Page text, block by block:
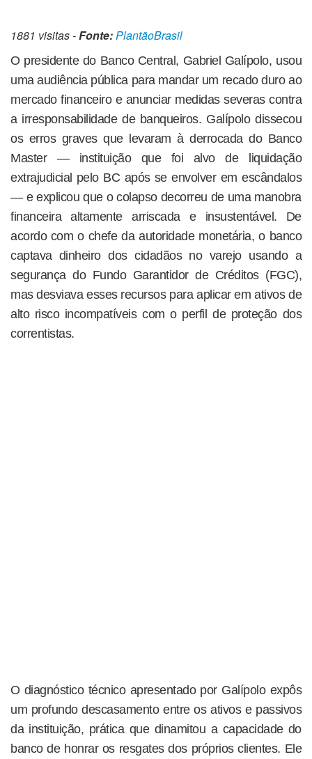
1881 visitas -Fonte:PlantãoBrasil
O presidente do Banco Central, Gabriel Galípolo, usou
uma audiência pública para mandar um recado duro ao
mercado financeiro e anunciar medidas severas contra
a irresponsabilidade de banqueiros. Galípolo dissecou
os erros graves que levaram à derrocada do Banco
Master — instituição que foi alvo de liquidação
extrajudicial pelo BC após se envolver em escândalos
— e explicou que o colapso decorreu de uma manobra
financeira altamente arriscada e insustentável. De
acordo com o chefe da autoridade monetária, o banco
captava dinheiro dos cidadãos no varejo usando a
segurança do Fundo Garantidor de Créditos (FGC),
mas desviava esses recursos para aplicar em ativos de
alto risco incompatíveis com o perfil de proteção dos
correntistas.
O diagnóstico técnico apresentado por Galípolo expôs
um profundo descasamento entre os ativos e passivos
da instituição, prática que dinamitou a capacidade do
banco de honrar os resgates dos próprios clientes. Ele